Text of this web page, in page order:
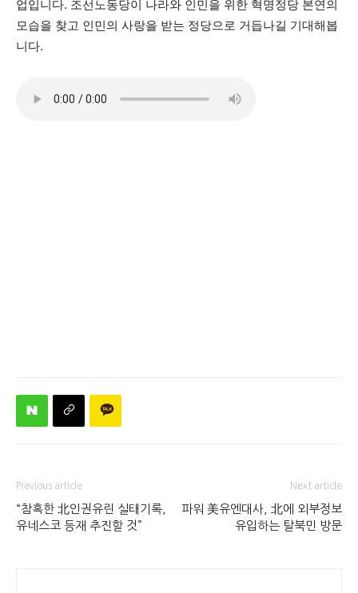
업입니다. 조선노동당이 나라와 인민을 위한 혁명정당 본연의
모습을 찾고 인민의 사랑을 받는 정당으로 거듭나길 기대해봅
니다.
Previous article
“참혹한 北인권유린 실태기록,
유네스코 등재 추진할 것”
Next article
파워 美유엔대사, 北에 외부정보
유입하는 탈북민 방문